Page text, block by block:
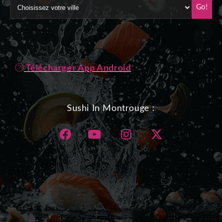
Go!
Télécharger App Android
Sushi In Montrouge :